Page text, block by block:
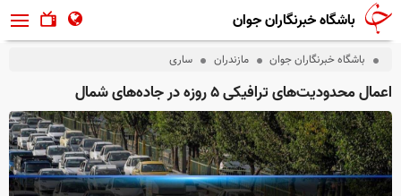
باشگاه خبرنگاران جوان
باشگاه خبرنگاران جوان مازندران ساری
اعمال محدودیت‌های ترافیکی ۵ روزه در جاده‌های شمال